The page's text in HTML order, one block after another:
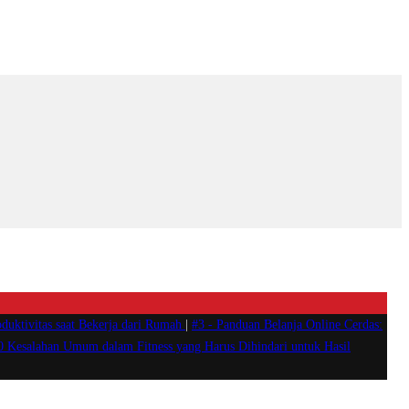
saat Bekerja dari Rumah #3 - Panduan Belanja Online Cerdas:
Kesalahan Umum dalam Fitness yang Harus Dihindari untuk Hasil